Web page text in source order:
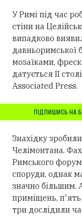
У Римі під час
стіни на
випадково
давньоримської
мозаїками,
датується II
Associated Press.
ПІДПИШИСЬ НА
Знахідку
Челімонтана.
Римського
споруди, однак
значно більшим.
приміщень, п'ять
три дослідили